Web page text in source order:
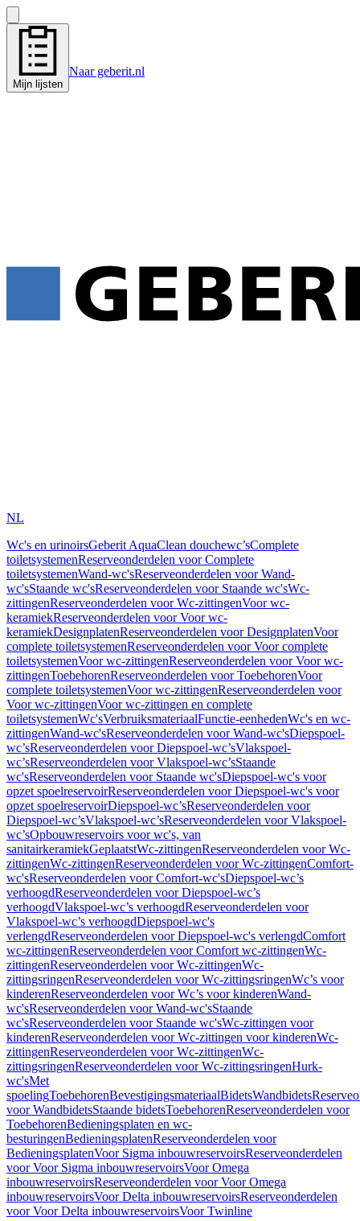
Mijn lijsten
Naar geberit.nl
NL
Wc's en urinoirsGeberit AquaClean douchewc’sComplete
toiletsystemenReserveonderdelen voor Complete
toiletsystemenWand-wc'sReserveonderdelen voor Wand-
wc'sStaande wc'sReserveonderdelen voor Staande wc'sWc-
zittingenReserveonderdelen voor Wc-zittingenVoor wc-
keramiekReserveonderdelen voor Voor wc-
keramiekDesignplatenReserveonderdelen voor DesignplatenVoor
complete toiletsystemenReserveonderdelen voor Voor complete
toiletsystemenVoor wc-zittingenReserveonderdelen voor Voor wc-
zittingenToebehorenReserveonderdelen voor ToebehorenVoor
complete toiletsystemenVoor wc-zittingenReserveonderdelen voor
Voor wc-zittingenVoor wc-zittingen en complete
toiletsystemenWc'sVerbruiksmateriaalFunctie-eenhedenWc's en wc-
zittingenWand-wc'sReserveonderdelen voor Wand-wc'sDiepspoel-
wc’sReserveonderdelen voor Diepspoel-wc’sVlakspoel-
wc’sReserveonderdelen voor Vlakspoel-wc’sStaande
wc'sReserveonderdelen voor Staande wc'sDiepspoel-wc's voor
opzet spoelreservoirReserveonderdelen voor Diepspoel-wc's voor
opzet spoelreservoirDiepspoel-wc’sReserveonderdelen voor
Diepspoel-wc’sVlakspoel-wc’sReserveonderdelen voor Vlakspoel-
wc’sOpbouwreservoirs voor wc's, van
sanitairkeramiekGeplaatstWc-zittingenReserveonderdelen voor Wc-
zittingenWc-zittingenReserveonderdelen voor Wc-zittingenComfort-
wc'sReserveonderdelen voor Comfort-wc'sDiepspoel-wc’s
verhoogdReserveonderdelen voor Diepspoel-wc’s
verhoogdVlakspoel-wc’s verhoogdReserveonderdelen voor
Vlakspoel-wc’s verhoogdDiepspoel-wc's
verlengdReserveonderdelen voor Diepspoel-wc's verlengdComfort
wc-zittingenReserveonderdelen voor Comfort wc-zittingenWc-
zittingenReserveonderdelen voor Wc-zittingenWc-
zittingsringenReserveonderdelen voor Wc-zittingsringenWc’s voor
kinderenReserveonderdelen voor Wc’s voor kinderenWand-
wc'sReserveonderdelen voor Wand-wc'sStaande
wc'sReserveonderdelen voor Staande wc'sWc-zittingen voor
kinderenReserveonderdelen voor Wc-zittingen voor kinderenWc-
zittingenReserveonderdelen voor Wc-zittingenWc-
zittingsringenReserveonderdelen voor Wc-zittingsringenHurk-
wc'sMet
spoelingToebehorenBevestigingsmateriaalBidetsWandbidets
voor WandbidetsStaande bidetsToebehorenReserveonderdelen voor
ToebehorenBedieningsplaten en wc-
besturingenBedieningsplatenReserveonderdelen voor
BedieningsplatenVoor Sigma inbouwreservoirsReserveonderdelen
voor Voor Sigma inbouwreservoirsVoor Omega
inbouwreservoirsReserveonderdelen voor Voor Omega
inbouwreservoirsVoor Delta inbouwreservoirsReserveonderdelen
voor Voor Delta inbouwreservoirsVoor Twinline